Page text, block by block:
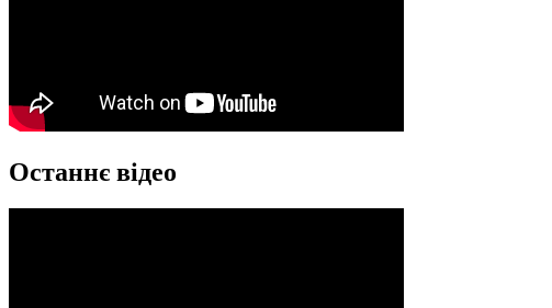
Останнє відео